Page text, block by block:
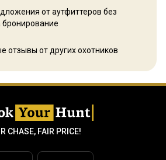
от аутфиттеров без
бронирование
отзывы от других охотников
CHASE, FAIR PRICE!